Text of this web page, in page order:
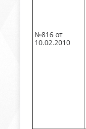
№816 от
10.02.2010